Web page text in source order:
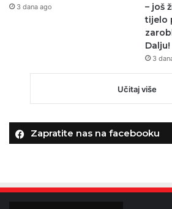
3 dana ago
– još
tijelo
Dalju!
3
Učitaj više
Zapratite nas na facebooku